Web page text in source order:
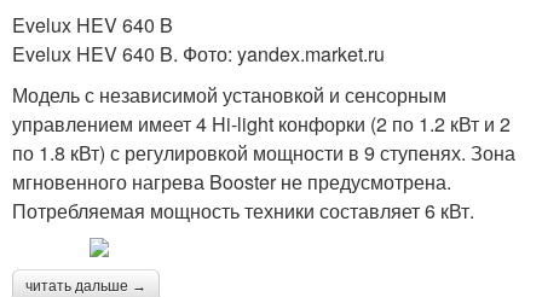
Evelux HEV 640 B
Evelux HEV 640 B. Фото: yandex.market.ru
Модель с независимой установкой и сенсорным
управлением имеет 4 Hi-light конфорки (2 по 1.2 кВт и 2
по 1.8 кВт) с регулировкой мощности в 9 ступенях. Зона
мгновенного нагрева Booster не предусмотрена.
Потребляемая мощность техники составляет 6 кВт.
читать дальше →